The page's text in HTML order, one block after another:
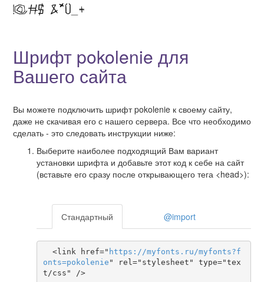
Шрифт pokolenie для
Вашего сайта
Вы можете подключить шрифт pokolenie к своему сайту,
даже не скачивая его с нашего сервера. Все что необходимо
сделать - это следовать инструкции ниже:
Выберите наиболее подходящий Вам вариант
установки шрифта и добавьте этот код к себе на сайт
(вставьте его сразу после открывающего тега <head>):
Стандартный @import
  <link href="
https ://myfonts . ru/myfonts?f
onts=pokolenie " rel="stylesheet" type="tex
t/css" />